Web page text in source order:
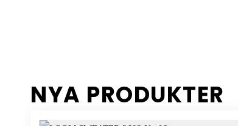
NYA PRODUKTER